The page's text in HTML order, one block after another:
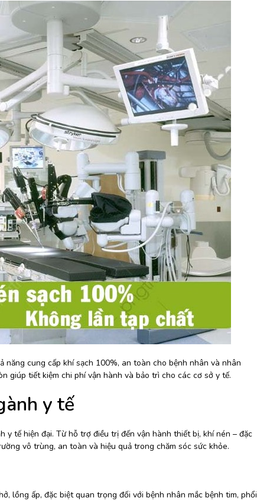
cung cấp khí sạch 100%, an toàn cho bệnh nhân và nhân
giúp tiết kiệm chi phí vận hành và bảo trì cho các cơ sở y tế.
y tế
tế hiện đại. Từ hỗ trợ điều trị đến vận hành thiết bị, khí nén – đặc
vô trùng, an toàn và hiệu quả trong chăm sóc sức khỏe.
lồng ấp, đặc biệt quan trọng đối với bệnh nhân mắc bệnh tim, phổi